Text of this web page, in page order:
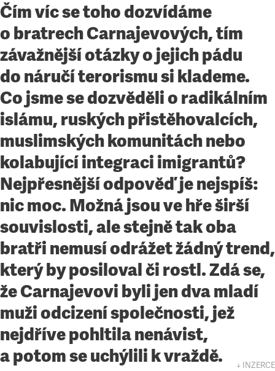
Čím víc se toho dozvídáme
o bratrech Carnajevových, tím
závažnější otázky o jejich pádu
do náručí terorismu si klademe.
Co jsme se dozvěděli o radikálním
islámu, ruských přistěhovalcích,
muslimských komunitách nebo
kolabující integraci imigrantů?
Nejpřesnější odpověď je nejspíš:
nic moc. Možná jsou ve hře širší
souvislosti, ale stejně tak oba
bratři nemusí odrážet žádný trend,
který by posiloval či rostl. Zdá se,
že Carnajevovi byli jen dva mladí
muži odcizení společnosti, jež
nejdříve pohltila nenávist,
a potom se uchýlili k vraždě.
↓ INZERCE